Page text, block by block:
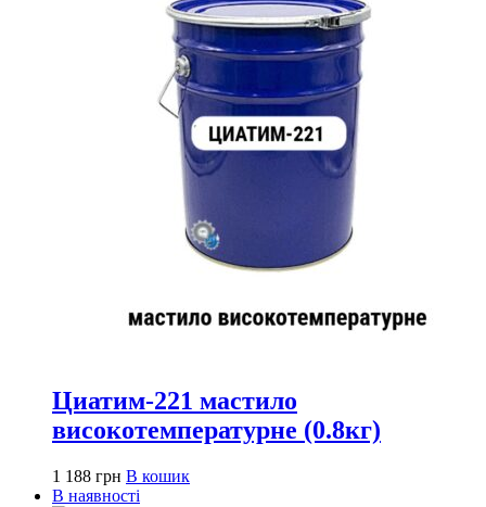
Циатим-221 мастило
високотемпературне (0.8кг)
1 188 грн В кошик
В наявності